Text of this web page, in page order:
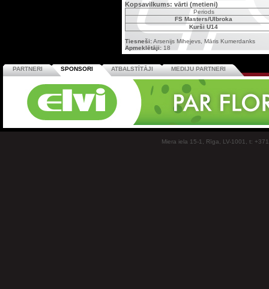
Kopsavilkums: vārti (metieni)
Periods
FS Masters/Ulbroka
Kurši U14
Tiesneši:Arsenijs Mihejevs, Māris Kumerdanks
Apmeklētāji: 18
PARTNERI SPONSORI ATBALSTĪTĀJI MEDIJU PARTNERI
Miera iela 15-1, Rīga, LV-1001, t: